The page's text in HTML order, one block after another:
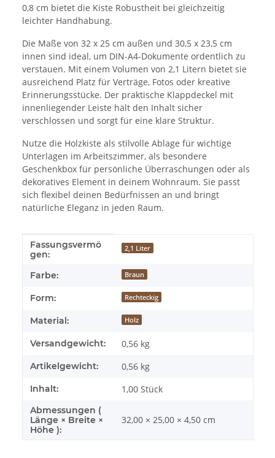
0,8 cm bietet die Kiste Robustheit bei gleichzeitig
leichter Handhabung.
Die Maße von 32 x 25 cm außen und 30,5 x 23,5 cm
innen sind ideal, um DIN-A4-Dokumente ordentlich zu
verstauen. Mit einem Volumen von 2,1 Litern bietet sie
ausreichend Platz für Verträge, Fotos oder kreative
Erinnerungsstücke. Der praktische Klappdeckel mit
innenliegender Leiste hält den Inhalt sicher
verschlossen und sorgt für eine klare Struktur.
Nutze die Holzkiste als stilvolle Ablage für wichtige
Unterlagen im Arbeitszimmer, als besondere
Geschenkbox für persönliche Überraschungen oder als
dekoratives Element in deinem Wohnraum. Sie passt
sich flexibel deinen Bedürfnissen an und bringt
natürliche Eleganz in jeden Raum.
Produkteigenschaft
Wert
Fassungsvermö
gen:
2,1 Liter
Farbe: Braun
Form: Rechteckig
Material: Holz
Versandgewicht: 0,56 kg
Artikelgewicht: 0,56 kg
Inhalt: 1,00 Stück
Abmessungen (
Länge × Breite ×
Höhe ):
32,00 × 25,00 × 4,50 cm